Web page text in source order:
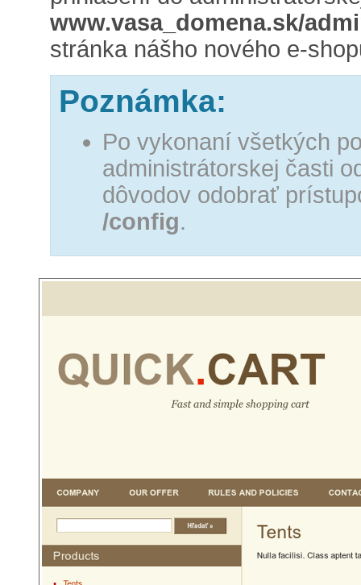
www.vasa_domena.sk/
stránka nášho nového e-
Poznámka:
Po vykonaní všetkých
administrátorskej časti
dôvodov odobrať
/config.